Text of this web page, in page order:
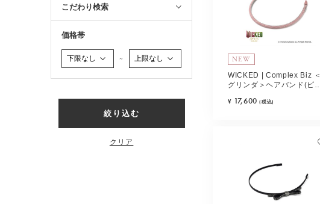
こだわり検索
価格帯
～
絞り込む
クリア
NEW
WICKED | Complex Biz ＜
グリンダ＞ヘアバンド(ピン
¥ 17,600 (税込)